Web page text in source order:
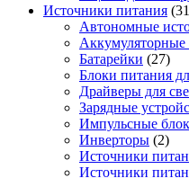
Источники питания
Автономные
Аккумуляторные
Батарейки (27)
Блоки питания
Драйверы для
Зарядные
Импульсные
Инверторы (2)
Источники
Источники